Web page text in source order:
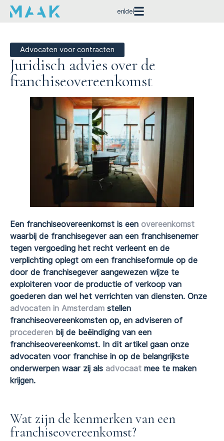
en de
Advocaten voor contracten
Juridisch advies over de
franchiseovereenkomst
Een franchiseovereenkomst is een overeenkomst
waarbij de franchisegever aan een franchisenemer
tegen vergoeding het recht verleent en de
verplichting oplegt om een franchiseformule op de
door de franchisegever aangewezen wijze te
exploiteren voor de productie of verkoop van
goederen dan wel het verrichten van diensten. Onze
advocaten in Amsterdam stellen
franchiseovereenkomsten op, en adviseren of
procederen bij de beëindiging van een
franchiseovereenkomst. In dit artikel gaan onze
advocaten voor franchise in op de belangrijkste
onderwerpen waar zij als advocaat mee te maken
krijgen.
Wat zijn de kenmerken van een
franchiseovereenkomst?